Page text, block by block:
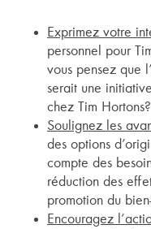
Exprimez votre
personnel pour
vous pensez que
serait une
chez Tim
Soulignez les
des options
compte des
réduction des
promotion du
Encouragez